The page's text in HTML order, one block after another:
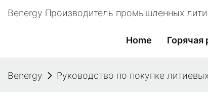
Benergy Производитель промышленных
Home Горячая
Benergy Руководство по покупке